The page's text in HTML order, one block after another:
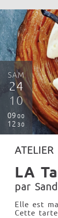
SAM
24
10
09 00
12 30
ATELIER
LA
par
Elle est
Cette